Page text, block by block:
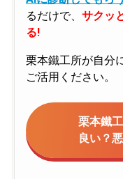
るだけで、 サクッ
る!
栗本鐵工所が自分
ご活用ください。
栗本鐵
良い？